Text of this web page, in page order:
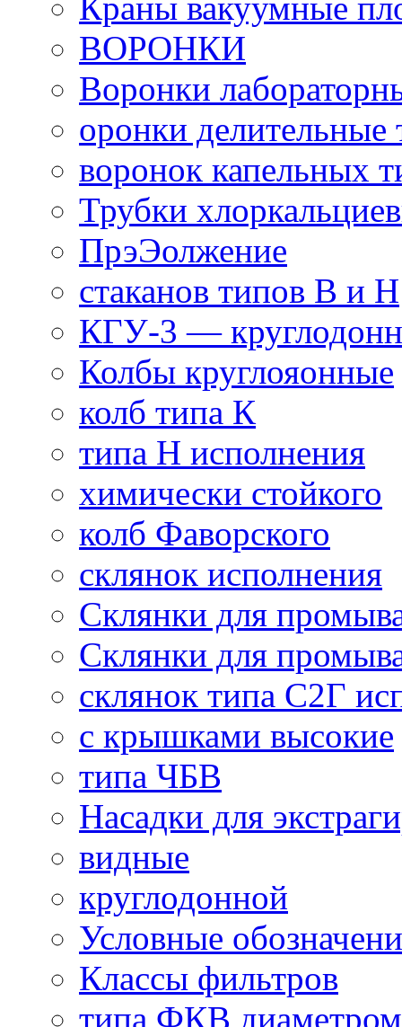
Краны вакуумные
ВОРОНКИ
Воронки
оронки
воронок капельных
Трубки
ПрэЭолжение
стаканов типов В и Н
КГУ-3 —
Колбы круглояонные
колб типа К
типа Н исполнения
химически стойкого
колб Фаворского
склянок исполнения
Склянки для
Склянки для
склянок типа С2Г
с крышками высокие
типа ЧБВ
Насадки для
видные
круглодонной
Условные
Классы фильтров
типа ФКВ диаметром